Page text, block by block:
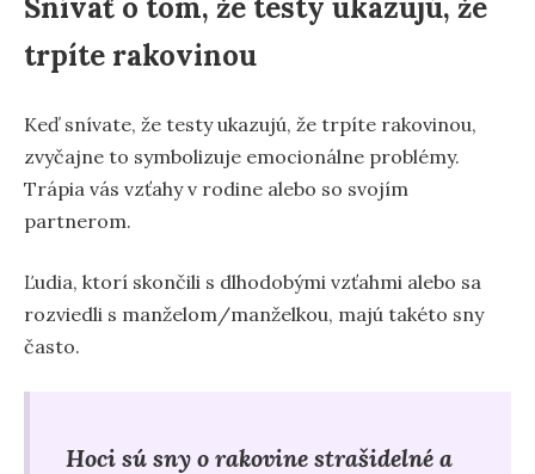
Snívať o tom, že testy ukazujú, že
trpíte rakovinou
Keď snívate, že testy ukazujú, že trpíte rakovinou,
zvyčajne to symbolizuje emocionálne problémy.
Trápia vás vzťahy v rodine alebo so svojím
partnerom.
Ľudia, ktorí skončili s dlhodobými vzťahmi alebo sa
rozviedli s manželom/manželkou, majú takéto sny
často.
Hoci sú sny o rakovine strašidelné a